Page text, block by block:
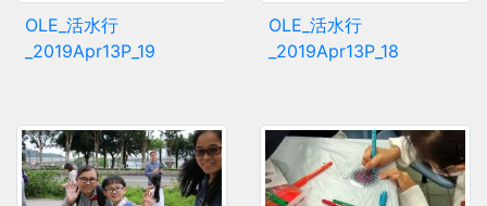
OLE_活水行
_2019Apr13P_19
OLE_活水行
_2019Apr13P_18